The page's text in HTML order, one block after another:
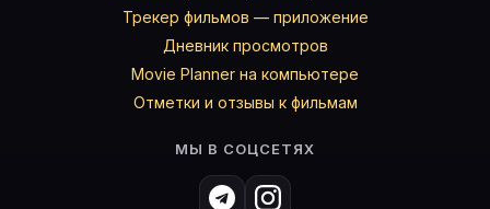
Трекер фильмов — приложение
Дневник просмотров
Movie Planner на компьютере
Отметки и отзывы к фильмам
МЫ В СОЦСЕТЯХ